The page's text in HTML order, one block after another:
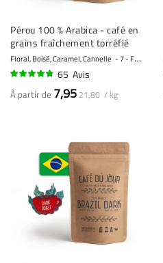
Pérou 100 % Arabica - café en
grains fraîchement torréfié
Floral, Boisé, Caramel, Cannelle 7 - Fort
65 Avis
À partir de 7,95 21,80 / kg